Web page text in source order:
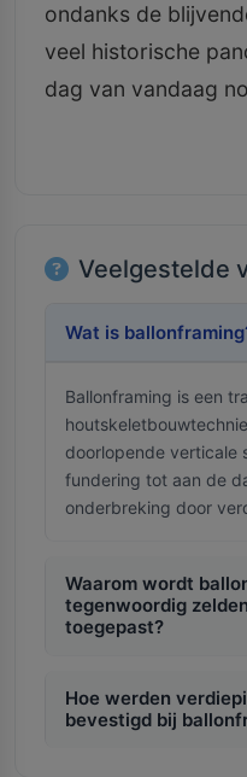
ondanks de
veel historische
dag van vandaag
Veelgestelde
Wat is
Ballonframing is een
doorlopende verticale
fundering tot aan de
onderbreking door
Waarom wordt
tegenwoordig
toegepast?
Hoe werden
bevestigd bij